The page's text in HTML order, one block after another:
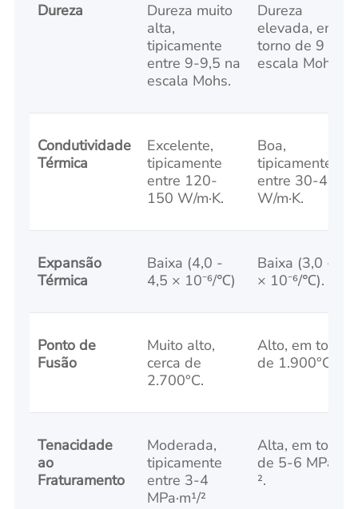
Dureza
Dureza muito
alta,
tipicamente
entre 9-9,5 na
escala Mohs.
Dureza
elevada, em
torno de 9 na
escala Mohs.
Condutividade
Térmica
Excelente,
tipicamente
entre 120-
150 W/m·K.
Boa,
tipicamente
entre 30-40
W/m·K.
Expansão
Térmica
Baixa (4,0 -
4,5 × 10⁻⁶/℃)
Baixa (3,0 - 4,0
× 10⁻⁶/℃).
Ponto de
Fusão
Muito alto,
cerca de
2.700°C.
Alto, em torno
de 1.900°C.
Tenacidade
ao
Fraturamento
Moderada,
tipicamente
entre 3-4
MPa·m¹/²
Alta, em torno
de 5-6
².